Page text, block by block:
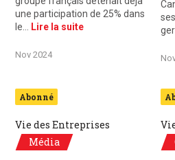
une participation de 25% dans
le…
Lire la suite
Nov 2024
Abonné
Vie des Entreprises
Média